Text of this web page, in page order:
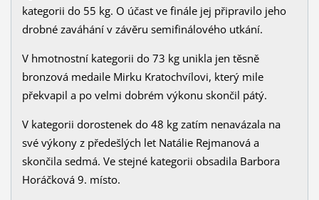
kategorii do 55 kg. O účast ve finále jej připravilo jeho
drobné zaváhání v závěru semifinálového utkání.
V hmotnostní kategorii do 73 kg unikla jen těsně
bronzová medaile Mirku Kratochvílovi, který mile
překvapil a po velmi dobrém výkonu skončil pátý.
V kategorii dorostenek do 48 kg zatím nenavázala na
své výkony z předešlých let Natálie Rejmanová a
skončila sedmá. Ve stejné kategorii obsadila Barbora
Horáčková 9. místo.